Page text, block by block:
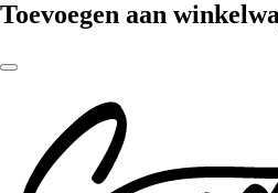
Toevoegen aan